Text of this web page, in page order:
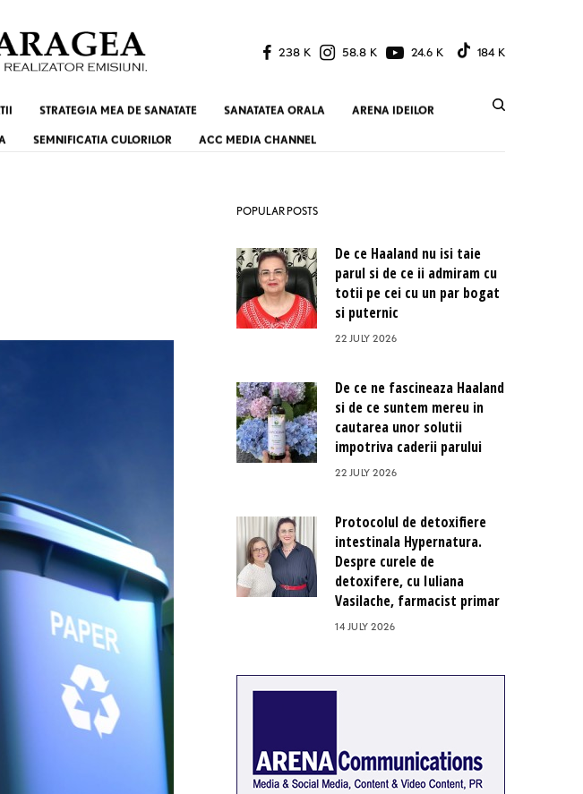
238 K 58.8 K 24.6 K 184 K
STRATEGIA MEA DE SANATATE SANATATEA ORALA ARENA IDEILOR
SEMNIFICATIA CULORILOR ACC MEDIA CHANNEL
POPULAR POSTS
De ce Haaland nu isi taie
parul si de ce ii admiram cu
totii pe cei cu un par bogat
si puternic
22 JULY 2026
De ce ne fascineaza Haaland
si de ce suntem mereu in
cautarea unor solutii
impotriva caderii parului
22 JULY 2026
Protocolul de detoxifiere
intestinala Hypernatura.
Despre curele de
detoxifere, cu Iuliana
Vasilache, farmacist primar
14 JULY 2026